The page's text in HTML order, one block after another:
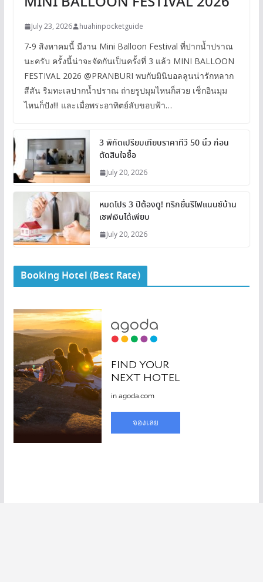
July 23, 2026 huahinpocketguide
7-9 สิงหาคมนี้ มีงาน Mini Balloon Festival ที่ปากน้ำปราณ
นะครับ ครั้งนี้น่าจะจัดกันเป็นครั้งที่ 3 แล้ว MINI BALLOON
FESTIVAL 2026 @PRANBURI พบกับมินิบอลลูนน่ารักหลาก
สีสัน ริมทะเลปากน้ำปราณ ถ่ายรูปมุมไหนก็สวย เช็กอินมุม
ไหนก็ปัง!!! และเมื่อพระอาทิตย์ลับขอบฟ้า…
3 พิกัดเปรียบเทียบราคาทีวี 50 นิ้ว ก่อน
ตัดสินใจซื้อ
July 20, 2026
หมดโปร 3 ปีต้องดู! ทริกยื่นรีไฟแนนซ์บ้าน
เซฟเงินได้เพียบ
July 20, 2026
Booking Hotel (Best Rate)